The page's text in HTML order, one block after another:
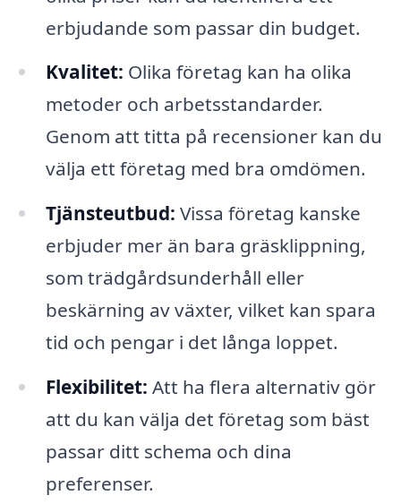
erbjudande som passar din budget.
Kvalitet: Olika företag kan ha olika
metoder och arbetsstandarder.
Genom att titta på recensioner kan du
välja ett företag med bra omdömen.
Tjänsteutbud: Vissa företag kanske
erbjuder mer än bara gräsklippning,
som trädgårdsunderhåll eller
beskärning av växter, vilket kan spara
tid och pengar i det långa loppet.
Flexibilitet: Att ha flera alternativ gör
att du kan välja det företag som bäst
passar ditt schema och dina
preferenser.